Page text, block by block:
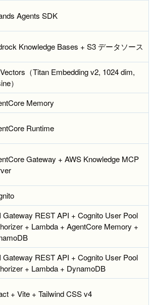
Agents SDK
Knowledge Bases + S3 データソース
（Titan Embedding v2, 1024 dim,
）
Memory
Runtime
Gateway + AWS Knowledge MCP
Gateway REST API + Cognito User Pool
+ Lambda + AgentCore Memory +
Gateway REST API + Cognito User Pool
+ Lambda + DynamoDB
+ Vite + Tailwind CSS v4